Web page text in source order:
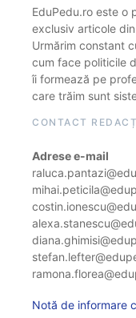
EduPedu.ro este o
exclusiv articole
Urmărim constant
cum face politicile
îi formează pe
care trăim sunt
CONTACT
Adrese e-mail
Notă de informare